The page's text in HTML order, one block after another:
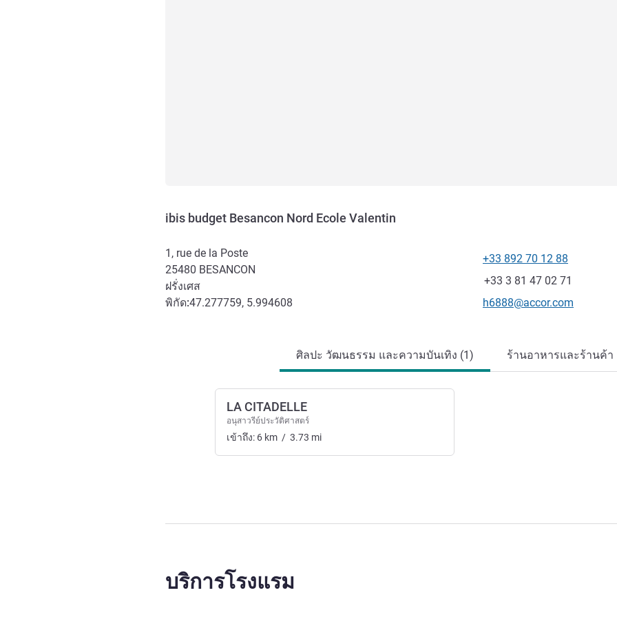
ibis budget Besancon Nord Ecole Valentin
1, rue de la Poste
25480 BESANCON
ฝรั่งเศส
พิกัด:47.277759, 5.994608
โทรศัพท์
+33 892 70 12 88
แฟกซ์
+33 3 81 47 02 71
อีเมลติดต่อ
h6888@accor.com
ศิลปะ วัฒนธรรม และความบันเทิง (1) ร้านอาหารและร้านค้า
LA CITADELLE
อนุสาวรีย์ประวัติศาสตร์
เข้าถึง: 6 km / 3.73 mi
บริการโรงแรม